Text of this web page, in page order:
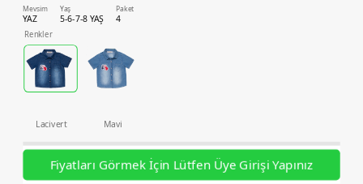
Mevsim
YAZ
Yaş
5-6-7-8 YAŞ
Paket
4
Renkler
Lacivert Mavi
Fiyatları Görmek İçin Lütfen Üye Girişi Yapınız